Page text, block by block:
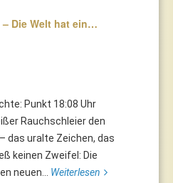
– Die Welt hat ein…
Punkt 18:08 Uhr
Rauchschleier den
das uralte Zeichen, das
keinen Zweifel: Die
neuen... Weiterlesen